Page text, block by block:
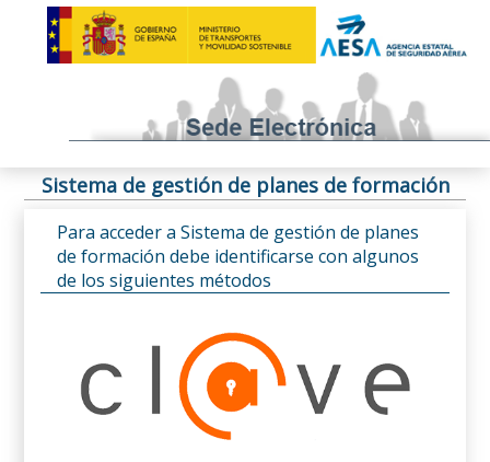
Sistema de gestión de planes de formación
Para acceder a Sistema de gestión de planes
de formación debe identificarse con algunos
de los siguientes métodos